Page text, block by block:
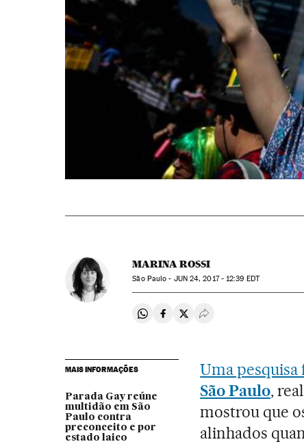
MARINA ROSSI
São Paulo - JUN 24, 2017 - 12:39 EDT
Compartir en Whatsapp
Compartir en Facebook
Compartir en Twitter
Desplegar Redes
MAIS INFORMAÇÕES
Parada Gay reúne
multidão em São
Paulo contra
preconceito e por
estado laico
Uma pesquisa
São Paulo,
mostrou que
alinhados